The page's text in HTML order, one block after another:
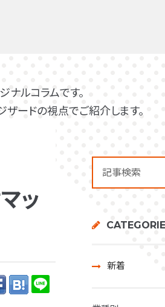
ナルコラムです。
ードの視点でご紹介します。
ッ
新着